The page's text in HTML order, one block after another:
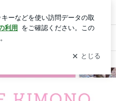
松戸市RIE着物教室〜あな
ログイン